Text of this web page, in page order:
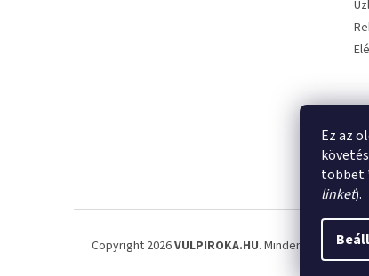
Ez az
többet
linket).
Copyright 2026VULPIROKA.HU. Minden jog